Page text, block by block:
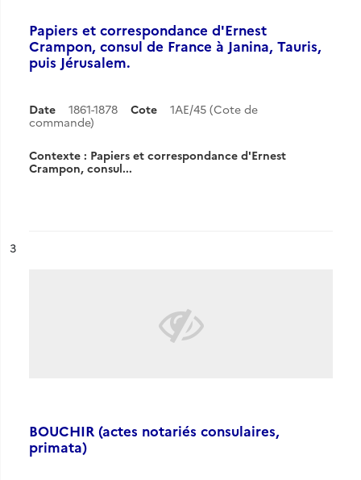
Papiers et correspondance d'Ernest
Crampon, consul de France à Janina, Tauris,
puis Jérusalem.
Date 1861-1878 Cote
1AE/45 (Cote de
commande)
Contexte : Papiers et correspondance d'Ernest
Crampon, consul...
n°
3
BOUCHIR (actes notariés consulaires,
primata)